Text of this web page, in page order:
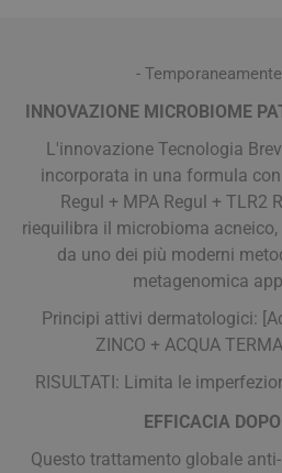
-
INNOVAZIONE MICROBIOME
L'innovazione Tecnologia
incorporata in una formula
Regul + MPA Regul + TLR2
riequilibra il microbioma
da uno dei più moderni
metagenomica
Principi attivi dermatologici:
ZINCO + ACQUA
RISULTATI: Limita le
EFFICACIA
Questo trattamento globale